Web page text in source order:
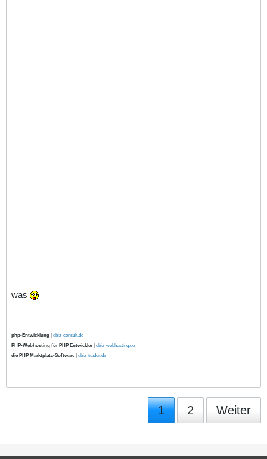
was
php-Entwicklung
ebiz-consult.de
PHP-Webhosting für PHP Entwickler
ebiz-webhosting.de
die PHP Marktplatz-Software
ebiz-trader.de
1 2 Weiter